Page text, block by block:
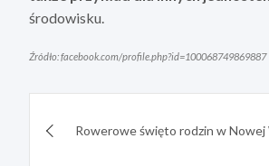
środowisku.
Źródło: facebook.com/profile.php?id=100068749869887
wpisuRowerowe święto rodzin w Nowej